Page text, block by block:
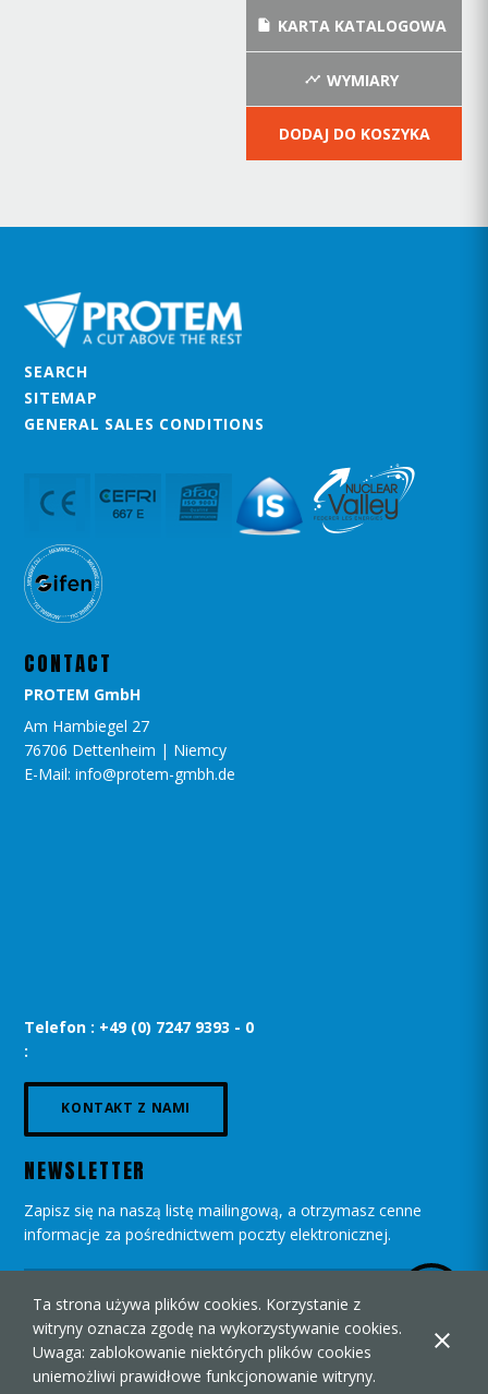
Ta strona używa plików cookies. Korzystanie z
witryny oznacza zgodę na wykorzystywanie cookies.
Uwaga: zablokowanie niektórych plików cookies
uniemożliwi prawidłowe funkcjonowanie witryny.
KARTA KATALOGOWA
WYMIARY
DODAJ DO KOSZYKA
SEARCH
SITEMAP
GENERAL SALES CONDITIONS
CONTACT
PROTEM GmbH
Am Hambiegel 27
76706 Dettenheim | Niemcy
E-Mail: info@protem-gmbh.de
Telefon : +49 (0) 7247 9393 - 0
:
KONTAKT Z NAMI
NEWSLETTER
Zapisz się na naszą listę mailingową, a otrzymasz cenne
informacje za pośrednictwem poczty elektronicznej.